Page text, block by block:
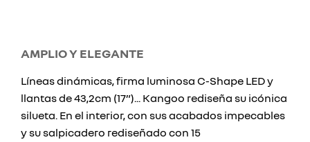
AMPLIO Y ELEGANTE
Líneas dinámicas, firma luminosa C-Shape LED y
llantas de 43,2cm (17”)... Kangoo rediseña su icónica
silueta. En el interior, con sus acabados impecables
y su salpicadero rediseñado con 15